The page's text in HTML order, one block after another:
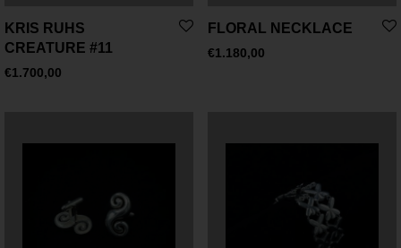
KRIS RUHS
CREATURE #11
€1.700,00
FLORAL NECKLACE
€1.180,00